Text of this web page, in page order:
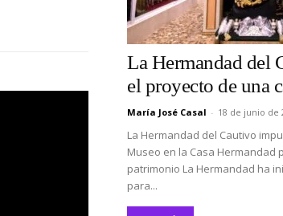
La Hermandad del
el proyecto de una
María José Casal - 18 de junio de
La Hermandad del Cautivo
Museo en la Casa Hermandad
patrimonio La Hermandad ha
para...